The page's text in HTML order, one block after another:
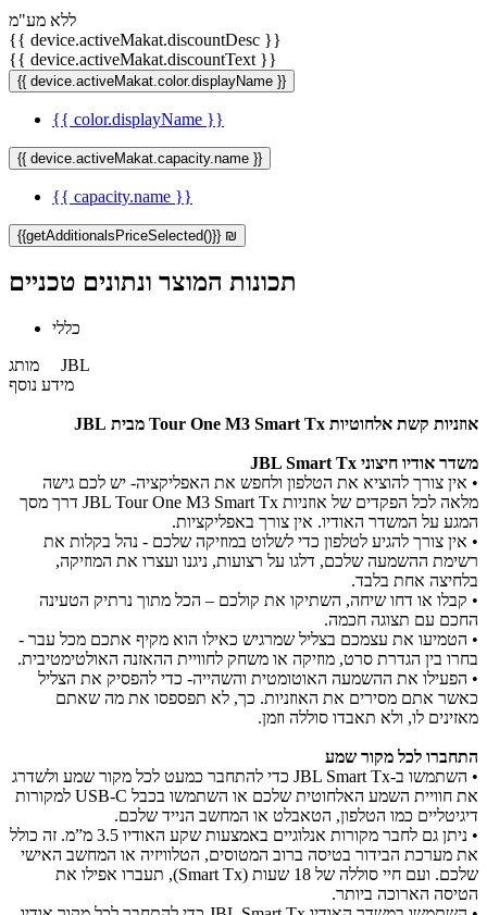
ללא מע"מ
{{ device.activeMakat.discountDesc }}
{{ device.activeMakat.discountText }}
{{ device.activeMakat.color.displayName }}
{{ color.displayName }}
{{ device.activeMakat.capacity.name }}
{{ capacity.name }}
{{getAdditionalsPriceSelected()}} ₪
תכונות המוצר ונתונים טכניים
כללי
מותג JBL
מידע נוסף
אוזניות קשת אלחוטיות Tour One M3 Smart Tx מבית JBL
משדר אודיו חיצוני JBL Smart Tx
• אין צורך להוציא את הטלפון ולחפש את האפליקציה- יש לכם גישה
מלאה לכל הפקדים של אוזניות JBL Tour One M3 Smart Tx דרך מסך
המגע על המשדר האודיו. אין צורך באפליקציות.
• אין צורך להגיע לטלפון כדי לשלוט במוזיקה שלכם - נהל בקלות את
רשימת ההשמעה שלכם, דלגו על רצועות, ניגנו ועצרו את המוזיקה,
בלחיצה אחת בלבד.
• קבלו או דחו שיחה, השתיקו את קולכם – הכל מתוך נרתיק הטעינה
החכם עם תצוגה חכמה.
• הטמיעו את עצמכם בצליל שמרגיש כאילו הוא מקיף אתכם מכל עבר -
בחרו בין הגדרת סרט, מוזיקה או משחק לחוויית ההאזנה האולטימטיבית.
• הפעילו את ההשמעה האוטומטית והשהייה- כדי להפסיק את הצליל
כאשר אתם מסירים את האוזניות. כך, לא תפספסו את מה שאתם
מאזינים לו, ולא תאבדו סוללה וזמן.
התחברו לכל מקור שמע
• השתמשו ב-JBL Smart Tx כדי להתחבר כמעט לכל מקור שמע ולשדרג
את חוויית השמע האלחוטית שלכם או השתמשו בכבל USB-C למקורות
דיגיטליים כמו הטלפון, הטאבלט או המחשב הנייד שלכם.
• ניתן גם לחבר מקורות אנלוגיים באמצעות שקע האודיו 3.5 מ”מ. זה כולל
את מערכת הבידור בטיסה ברוב המטוסים, הטלוויזיה או המחשב האישי
שלכם. ועם חיי סוללה של 18 שעות (Smart Tx), תעברו אפילו את
הטיסה הארוכה ביותר.